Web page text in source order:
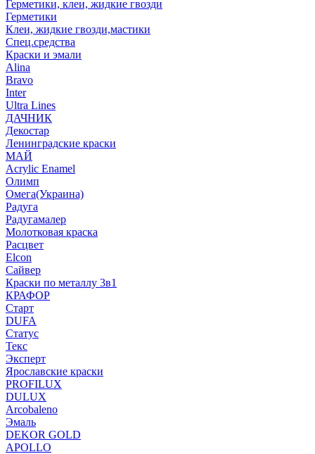
Герметики, клеи, жидкие гвозди
Герметики
Клеи, жидкие гвозди,мастики
Спец.средства
Краски и эмали
Alina
Bravo
Inter
Ultra Lines
ДАЧНИК
Декостар
Ленинградские краски
МАЙ
Acrylic Enamel
Олимп
Омега(Украина)
Радуга
Радугамалер
Молотковая краска
Расцвет
Elcon
Сайвер
Краски по металлу 3в1
КРАФОР
Старт
DUFA
Статус
Текс
Эксперт
Ярославские краски
PROFILUX
DULUX
Arcobaleno
Эмаль
DEKOR GOLD
APOLLO